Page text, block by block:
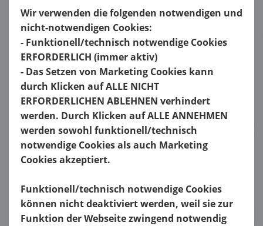
Wir verwenden die folgenden notwendigen und
nicht-notwendigen Cookies:
- Funktionell/technisch notwendige Cookies
ERFORDERLICH (immer aktiv)
- Das Setzen von Marketing Cookies kann
durch Klicken auf ALLE NICHT
ERFORDERLICHEN ABLEHNEN verhindert
werden. Durch Klicken auf ALLE ANNEHMEN
werden sowohl funktionell/technisch
notwendige Cookies als auch Marketing
Cookies akzeptiert.
Funktionell/technisch notwendige Cookies
können nicht deaktiviert werden, weil sie zur
Funktion der Webseite zwingend notwendig